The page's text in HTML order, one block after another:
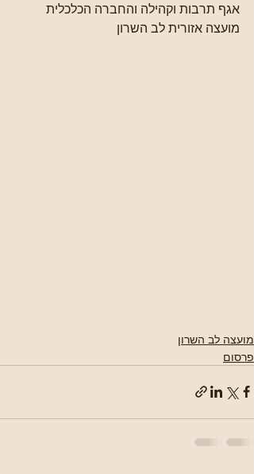
אגף תרבות וקהילה והחברה הכלכלית
מועצה אזורית לב השרון
מועצה לב השרון
פרסום